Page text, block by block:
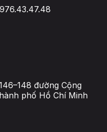
đường Cộng
phố Hồ Chí Minh